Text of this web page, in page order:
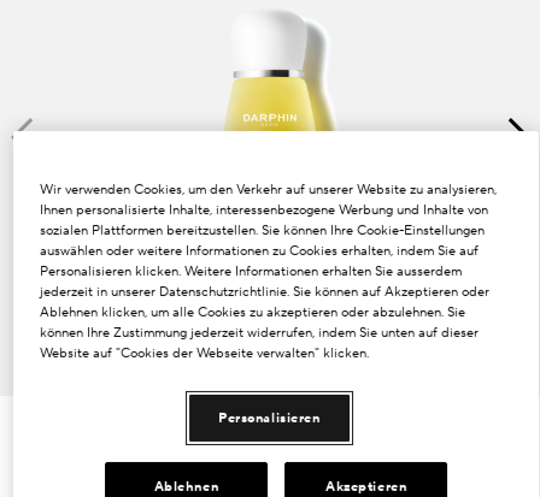
Dunkle Flecken und ungleichmäßiger Hautton
Lösung
Verlust von Volumen
Tint Terne
Wir verwenden Cookies, um den Verkehr auf unserer Website zu analysieren,
Ihnen personalisierte Inhalte, interessenbezogene Werbung und Inhalte von
sozialen Plattformen bereitzustellen. Sie können Ihre Cookie-Einstellungen
auswählen oder weitere Informationen zu Cookies erhalten, indem Sie auf
Personalisieren klicken. Weitere Informationen erhalten Sie ausserdem
jederzeit in unserer Datenschutzrichtlinie. Sie können auf Akzeptieren oder
Ablehnen klicken, um alle Cookies zu akzeptieren oder abzulehnen. Sie
können Ihre Zustimmung jederzeit widerrufen, indem Sie unten auf dieser
Website auf "Cookies der Webseite verwalten" klicken.
Personalisieren
Ablehnen Akzeptieren